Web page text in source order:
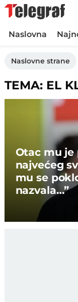
Naslovna
Naslovne strane
TEMA: EL
Otac mu je
najvećeg
mu se
nazvala…”